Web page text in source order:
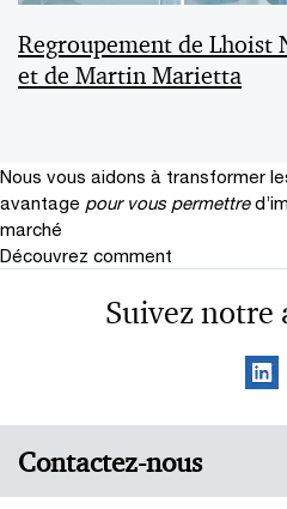
Regroupement de Lhoist
et de Martin Marietta
Nous vous aidons à transformer
avantage pour vous permettre
marché
Découvrez comment
Suivez notre
Contactez-nous